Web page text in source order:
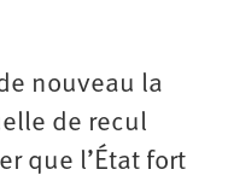
nouveau la
de recul
que l’État fort